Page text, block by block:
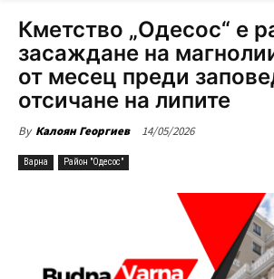
Кметство „Одесос“ е
засаждане на
от месец преди
отсичане на липите
By Калоян Георгиев 14/05/2026
Варна Район "Одесос"